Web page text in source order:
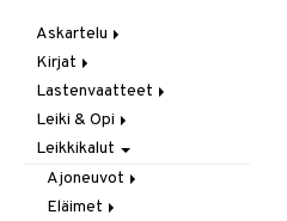
Askartelu
Askartelumateriaalit
Askartelusetti
Helmet
Koulutarvikkeet
Muovailuvaha
Piirrä ja maalaa
Kirjat
Askartelukirjat
Maalauskirjat
Päiväkirjat
Lastenvaatteet
Alaosat
Leggingsit
Alusvaatteet & Sukat
Kengät
Mekot
Leiki & Opi
Opetuslelut
Oppimispelit
Soittimet
Leikkikalut
Ajoneuvot
Autoradat
Eläimet